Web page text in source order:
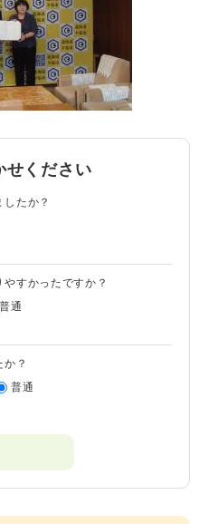
せください
たか？
すかったですか？
普通
？
普通